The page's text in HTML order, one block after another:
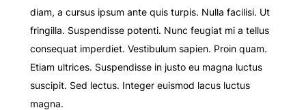
diam, a cursus ipsum ante quis turpis. Nulla facilisi. Ut
fringilla. Suspendisse potenti. Nunc feugiat mi a tellus
consequat imperdiet. Vestibulum sapien. Proin quam.
Etiam ultrices. Suspendisse in justo eu magna luctus
suscipit. Sed lectus. Integer euismod lacus luctus
magna.